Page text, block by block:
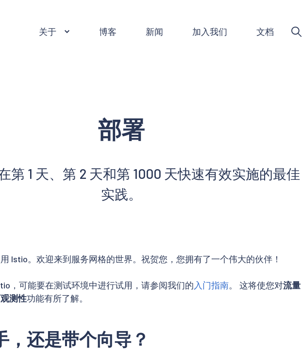
关于 博客 新闻 加入我们 文档
部署
第 1 天、第 2 天和第 1000 天快速有效实施的最佳
实践。
Istio。欢迎来到服务网格的世界。祝贺您，您拥有了一个伟大的伙伴！
，可能要在测试环境中进行试用，请参阅我们的 入门指南。 这将使您对流量
测性功能有所了解。
，还是带个向导？